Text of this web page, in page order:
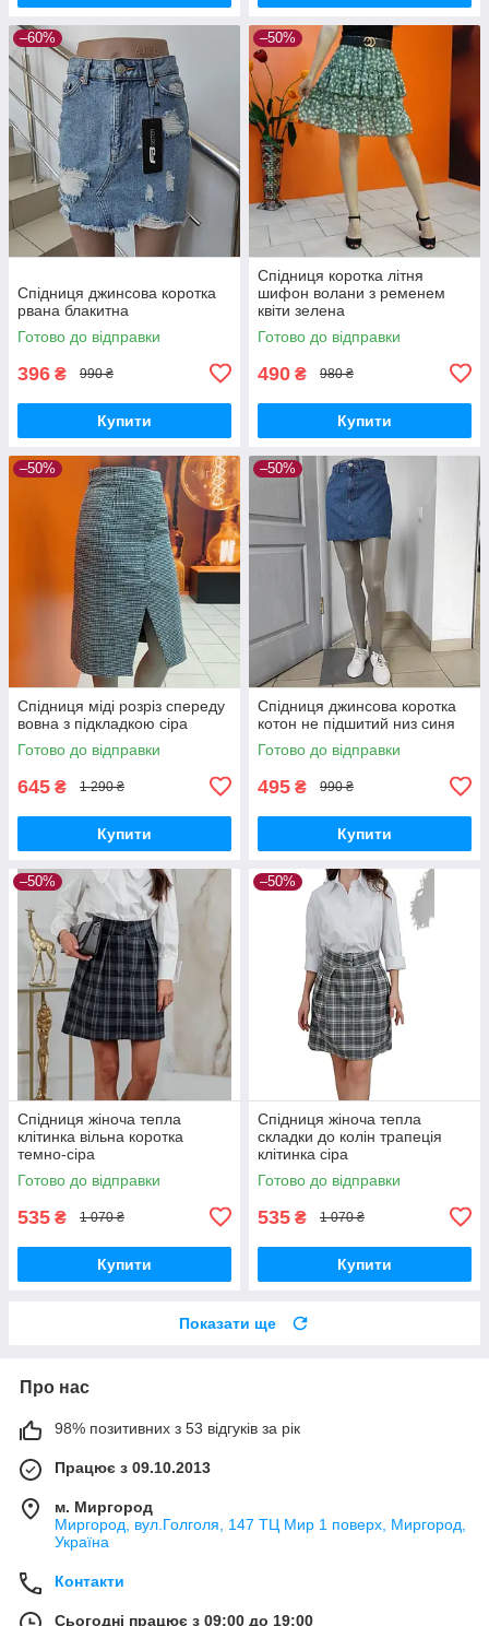
–60%
Cпідниця джинсова коротка
рвана блакитна
Готово до відправки
396 ₴ 990 ₴
Купити
–50%
Спідниця коротка літня
шифон волани з ременем
квіти зелена
Готово до відправки
490 ₴ 980 ₴
Купити
–50%
Спідниця міді розріз спереду
вовна з підкладкою сіра
Готово до відправки
645 ₴ 1 290 ₴
Купити
–50%
Спідниця джинсова коротка
котон не підшитий низ синя
Готово до відправки
495 ₴ 990 ₴
Купити
–50%
Спідниця жіноча тепла
клітинка вільна коротка
темно-сіра
Готово до відправки
535 ₴ 1 070 ₴
Купити
–50%
Спідниця жіноча тепла
складки до колін трапеція
клітинка сіра
Готово до відправки
535 ₴ 1 070 ₴
Купити
Показати ще
Про нас
98% позитивних з 53 відгуків за рік
Працює з 09.10.2013
м. Миргород
Миргород, вул.Голголя, 147 ТЦ Мир 1 поверх, Миргород,
Україна
Контакти
Сьогодні працює з 09:00 до 19:00